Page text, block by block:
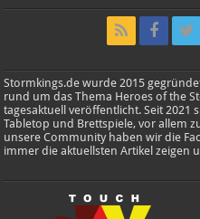
Stormkings.de wurde 2015
rund um das Thema Heroes of the
tagesaktuell veröffentlicht. Seit 2021
Tabletop und Brettspiele, vor allem
unsere Community haben wir die
immer die aktuellsten Artikel zeigen